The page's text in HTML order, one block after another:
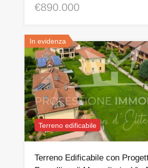
€890.000
In evidenza
Terreno edificabile
Terreno Edificabile con